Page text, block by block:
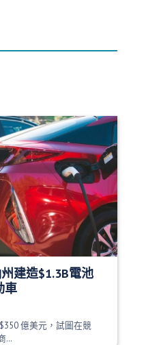
建造$1.3B電池
車
億美元，試圖在競
…